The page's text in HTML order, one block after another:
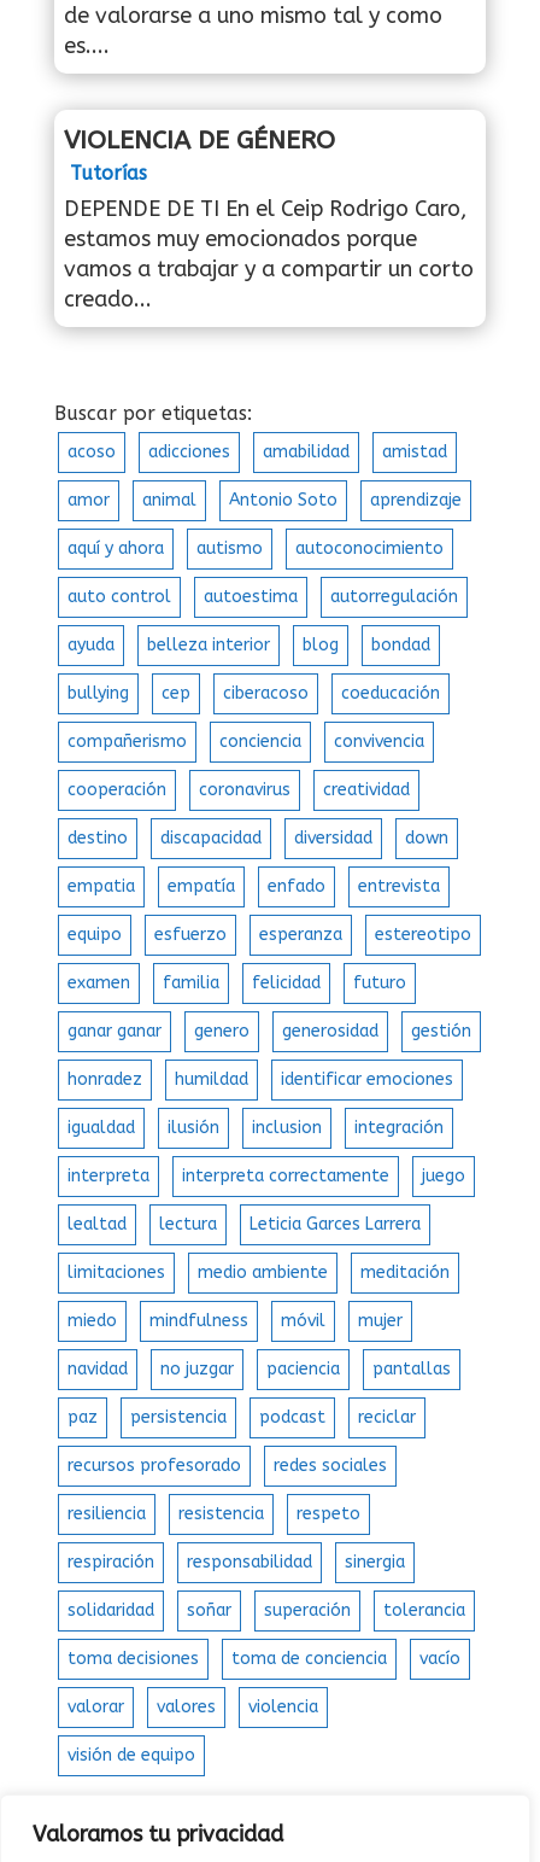
Valoramos tu privacidad
de valorarse a uno mismo tal y como
es....
VIOLENCIA DE GÉNERO
Tutorías
DEPENDE DE TI En el Ceip Rodrigo Caro,
estamos muy emocionados porque
vamos a trabajar y a compartir un corto
creado...
Buscar por etiquetas:
acoso adicciones amabilidad amistad
amor animal Antonio Soto aprendizaje
aquí y ahora autismo autoconocimiento
auto control autoestima autorregulación
ayuda belleza interior blog bondad
bullying cep ciberacoso coeducación
compañerismo conciencia convivencia
cooperación coronavirus creatividad
destino discapacidad diversidad down
empatia empatía enfado entrevista
equipo esfuerzo esperanza estereotipo
examen familia felicidad futuro
ganar ganar genero generosidad gestión
honradez humildad identificar emociones
igualdad ilusión inclusion integración
interpreta interpreta correctamente juego
lealtad lectura Leticia Garces Larrera
limitaciones medio ambiente meditación
miedo mindfulness móvil mujer
navidad no juzgar paciencia pantallas
paz persistencia podcast reciclar
recursos profesorado redes sociales
resiliencia resistencia respeto
respiración responsabilidad sinergia
solidaridad soñar superación tolerancia
toma decisiones toma de conciencia vacío
valorar valores violencia
visión de equipo